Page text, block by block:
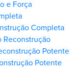
e Força
Completa
Reconstrução
Potente
Potente